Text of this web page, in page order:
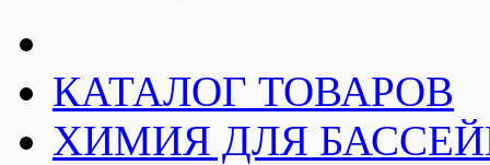
КАТАЛОГ ТОВАРОВ
ХИМИЯ ДЛЯ